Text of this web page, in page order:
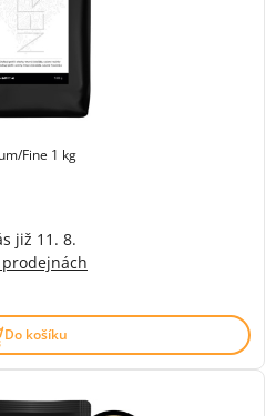
Fine 1 kg
již 11. 8.
Do košíku